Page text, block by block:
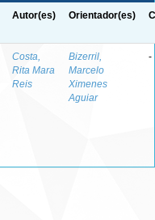
Autor(es) Orientador(es)
Costa,
Rita Mara
Reis
Bizerril,
Marcelo
Ximenes
Aguiar
-